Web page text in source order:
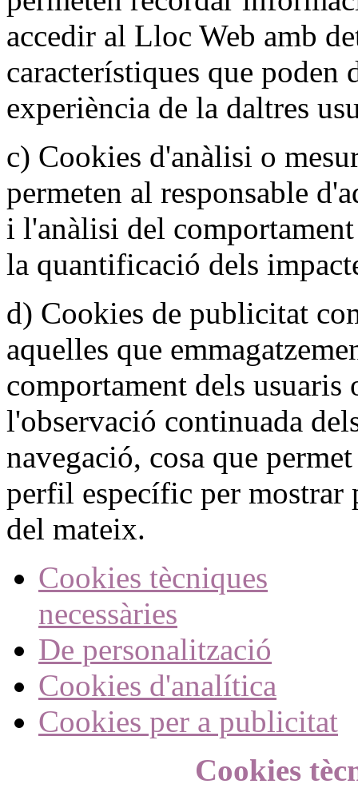
accedir al Lloc Web amb
característiques que poden
experiència de la daltres
c) Cookies d'anàlisi o
permeten al responsable
i l'anàlisi del
la quantificació dels
d) Cookies de publicitat
aquelles que
comportament dels usuaris
l'observació continuada
navegació, cosa que
perfil específic per
del mateix.
Cookies tècniques
necessàries
De personalització
Cookies d'analítica
Cookies per a publicitat
Cookies